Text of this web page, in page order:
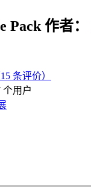
Pack 作者：
条评价）
个用户